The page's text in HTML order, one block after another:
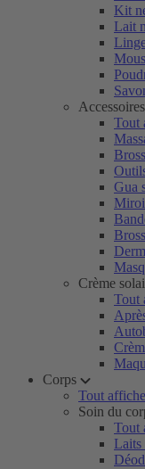
Kit
Lait
Tout
Gua
Crème
Tout
Corps
Tout
Soin du
Tout
Laits